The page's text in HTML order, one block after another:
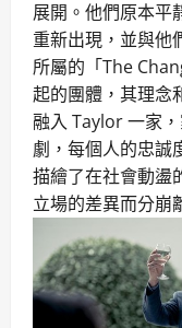
展開。他們原本平
重新出現，並與他
所屬的「The
起的團體，其理念
融入 Taylor 一家
劇，每個人的忠誠
描繪了在社會動盪
立場的差異而分崩